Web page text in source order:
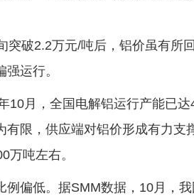
突破2.2万元/吨后，铝价虽有所
运行。
10月，全国电解铝运行产能已
有限，供应端对铝价形成有力
万吨左右。
例偏低。据SMM数据，10月，